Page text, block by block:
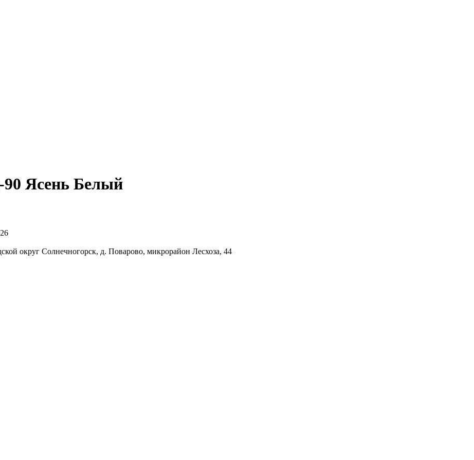
90 Ясень Белый
округ Солнечногорск, д. Поварово, микрорайон Лесхоза, 44